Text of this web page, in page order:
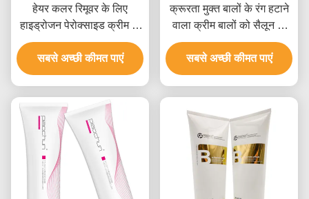
हेयर कलर रिमूवर के लिए
हाइड्रोजन पेरोक्साइड क्रीम के
लिए 1.5 अनुपात 400 ग्राम
जीएमपीसी अनुमोदन
सबसे अच्छी कीमत पाएं
क्रूरता मुक्त बालों के रंग हटाने
वाला क्रीम बालों को सैलून के
उपयोग के लिए सफेद करने वाला
9 स्तर
सबसे अच्छी कीमत पाएं